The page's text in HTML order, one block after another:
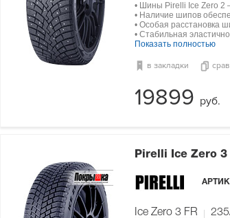
• Шины Pirelli Ice Zero 2
• Наличие шипов
• Особая расстановка
• Стабильная
Показать полностью
в закладки
19899 руб.
Pirelli Ice Zero 3
Ice Zero 3 FR